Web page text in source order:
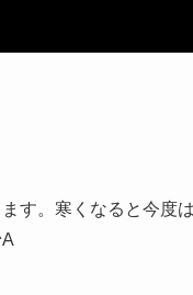
す。寒くなると今度